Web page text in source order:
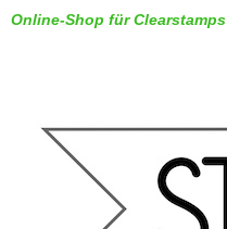
Online-Shop für Clearstamps